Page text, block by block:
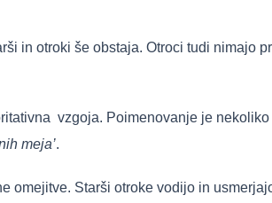
in otroki še obstaja. Otroci tudi nimajo
vzgoja. Poimenovanje je
meja’.
Starši otroke vodijo in